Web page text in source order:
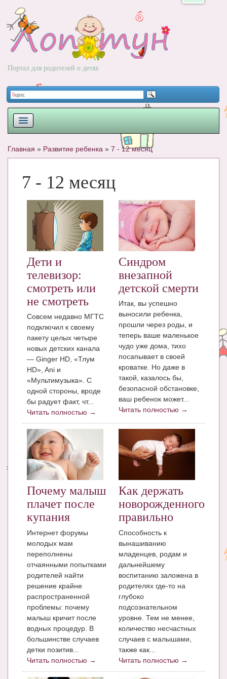
Портал для родителей о детях
НОВОРОЖДЕННЫЙ
РАЗВИТИЕ
ВОПРОС-ОТВЕТ
КНИГИ
Рекомендовано
ПСИХОЛОГИЯ
ЗДОРОВЬЕ
МОДА И КРАСОТА
КОНКУРСЫ
СООБЩЕСТВА
БЛОГИ
БЕРЕМЕННОСТЬ
Календарь беременности
Энциклопедия
МАМИНА БИБЛИОТЕКА
Имена. Святцы
Энциклопедия беременных
Мамина энциклопедия
СЕРВИСЫ И ПРИЛОЖЕНИЯ
Сервис. Оценка роста и веса ребенка
Приложения для Android
Полезные ссылки
НОВОСТИ ЛОПОТУНА
Главная » Развитие ребенка » 7 - 12 месяц
7 - 12 месяц
Дети и
телевизор:
смотреть или
не смотреть
Совсем недавно МГТС
подключил к своему
пакету целых четыре
новых детских канала
— Ginger HD, «Тлум
HD», Ani и
«Мультимузыка». С
одной стороны, вроде
бы радует факт, чт...
Читать полностью →
Синдром
внезапной
детской смерти
Итак, вы успешно
выносили ребенка,
прошли через роды, и
теперь ваше маленькое
чудо уже дома, тихо
посапывает в своей
кроватке. Но даже в
такой, казалось бы,
безопасной обстановке,
ваш ребенок может...
Читать полностью →
Почему малыш
плачет после
купания
Интернет форумы
молодых мам
переполнены
отчаянными попытками
родителей найти
решение крайне
распространенной
проблемы: почему
малыш кричит после
водных процедур. В
большинстве случаев
детки позитив...
Читать полностью →
Как держать
новорожденного
правильно
Способность к
вынашиванию
младенцев, родам и
дальнейшему
воспитанию заложена в
родителях где-то на
глубоко
подсознательном
уровне. Тем не менее,
количество несчастных
случаев с малышами,
также как...
Читать полностью →